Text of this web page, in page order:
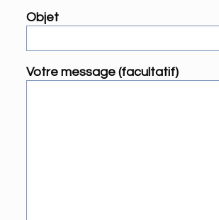
Objet
Votre message (facultatif)